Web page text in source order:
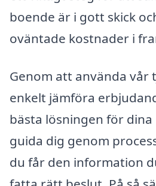
boende är i gott skick
oväntade kostnader i
Genom att använda vår
enkelt jämföra
bästa lösningen för dina
guida dig genom
du får den information